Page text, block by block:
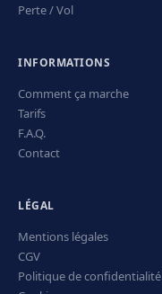
Perte / Vol
INFORMATIONS
Comment ça marche
Tarifs
F.A.Q.
Contact
LÉGAL
Mentions légales
CGV
Politique de confidentialité